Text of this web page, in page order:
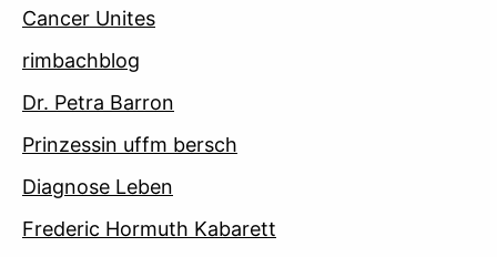
Cancer Unites
rimbachblog
Dr. Petra Barron
Prinzessin uffm bersch
Diagnose Leben
Frederic Hormuth Kabarett